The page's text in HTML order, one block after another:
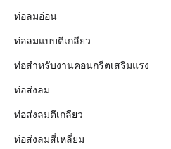
ท่อลมอ่อน
ท่อลมแบบตีเกลียว
ท่อสำหรับงานคอนกรีตเสริมแรง
ท่อส่งลม
ท่อส่งลมตีเกลียว
ท่อส่งลมสี่เหลี่ยม